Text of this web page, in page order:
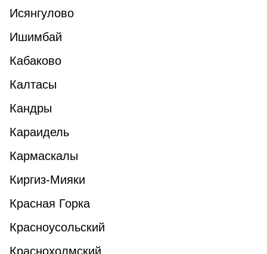
Исянгулово
Ишимбай
Кабаково
Калтасы
Кандры
Караидель
Кармаскалы
Киргиз-Мияки
Красная Горка
Красноусольский
Краснохолмский